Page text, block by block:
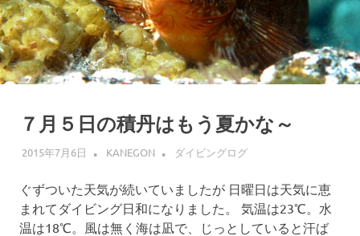
７月５日の積丹はもう夏かな～
2015年7月6日 KANEGON ダイビングログ
ぐずついた天気が続いていましたが 日曜日は天気に恵
まれてダイビング日和になりました。 気温は23℃。水
温は18℃。風は無く海は凪で、じっとしていると汗ば